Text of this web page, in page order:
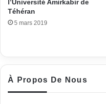
l’Université Amirkabir de
Téhéran
5 mars 2019
À Propos De Nous